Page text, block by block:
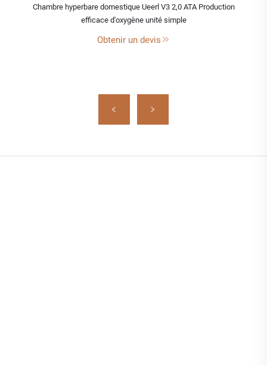
Chambre hyperbare domestique Ueerl V3 2,0 ATA Production
efficace d'oxygène unité simple
Obtenir un devis